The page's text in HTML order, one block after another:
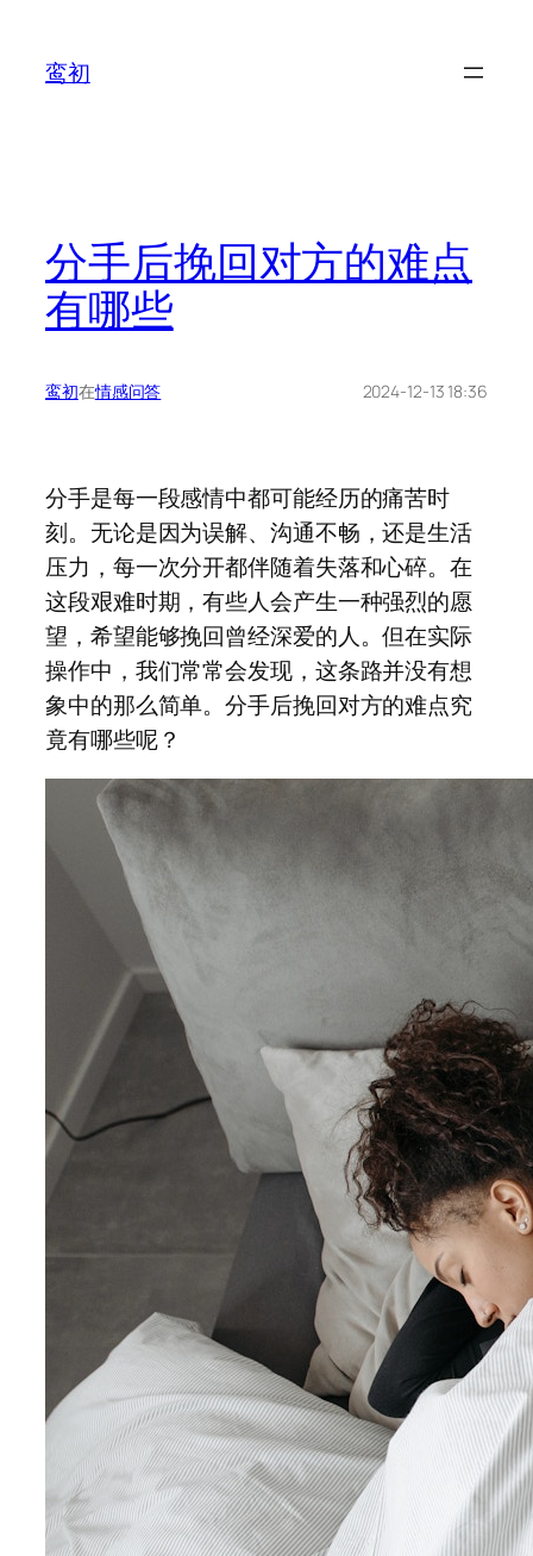
鸾初
分手后挽回对方的难点
有哪些
鸾初在情感问答 2024-12-13 18:36
分手是每一段感情中都可能经历的痛苦时
刻。无论是因为误解、沟通不畅，还是生活
压力，每一次分开都伴随着失落和心碎。在
这段艰难时期，有些人会产生一种强烈的愿
望，希望能够挽回曾经深爱的人。但在实际
操作中，我们常常会发现，这条路并没有想
象中的那么简单。分手后挽回对方的难点究
竟有哪些呢？